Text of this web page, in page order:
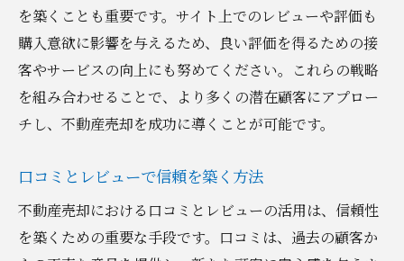
を築くことも重要です。サイト上でのレビューや評価も
購入意欲に影響を与えるため、良い評価を得るための接
客やサービスの向上にも努めてください。これらの戦略
を組み合わせることで、より多くの潜在顧客にアプロー
チし、不動産売却を成功に導くことが可能です。
口コミとレビューで信頼を築く方法
不動産売却における口コミとレビューの活用は、信頼性
を築くための重要な手段です。口コミは、過去の顧客か